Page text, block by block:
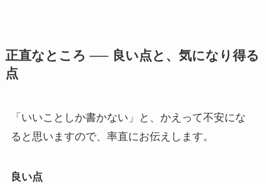
正直なところ ── 良い点と、気になり得る
点
「いいことしか書かない」と、かえって不安にな
ると思いますので、率直にお伝えします。
良い点